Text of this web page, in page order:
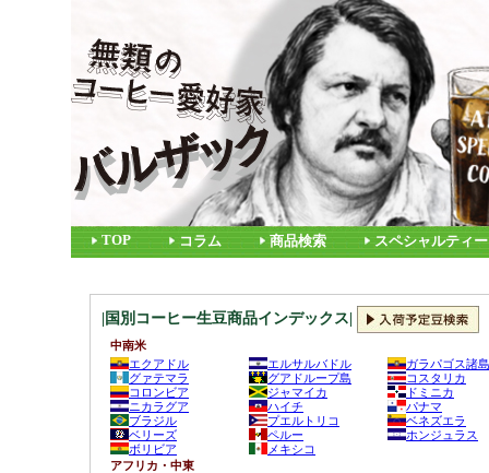
TOP コラム 商品検索 スペシャルティ
|国別コーヒー生豆商品インデックス|
中南米
エクアドル
エルサルバドル
ガラパゴス諸島
グァテマラ
グアドループ島
コスタリカ
コロンビア
ジャマイカ
ドミニカ
ニカラグア
ハイチ
パナマ
ブラジル
プエルトリコ
ベネズエラ
ベリーズ
ペルー
ホンジュラス
ボリビア
メキシコ
アフリカ・中東